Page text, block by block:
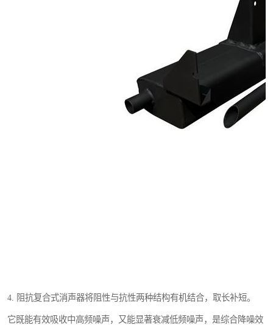
4. 阻抗复合式消声器将阻性与抗性两种结构有机结合，取长补短。
它既能有效吸收中高频噪声，又能显著衰减低频噪声，是综合降噪效